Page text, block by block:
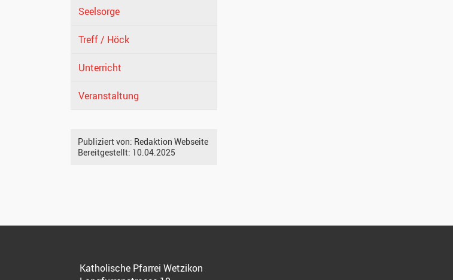
Seelsorge
Treff / Höck
Unterricht
Veranstaltung
Publiziert von: Redaktion Webseite
Bereitgestellt: 10.04.2025
Katholische Pfarrei Wetzikon